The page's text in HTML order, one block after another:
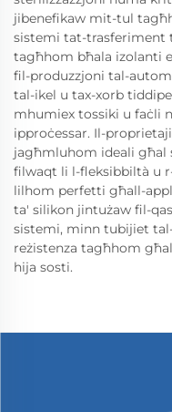
jibenefikaw mit-tul
sistemi tat-trasferiment
tagħhom bħala izolanti
fil-produzzjoni tal-
tal-ikel u tax-xorb
mhumiex tossiki u faċli
ipproċessar. Il-
jagħmluhom ideali għal
filwaqt li l-fleksibbiltà u
lilhom perfetti għall-
ta' silikon jintużaw fil-
sistemi, minn tubijiet
reżistenza tagħhom
hija sosti.